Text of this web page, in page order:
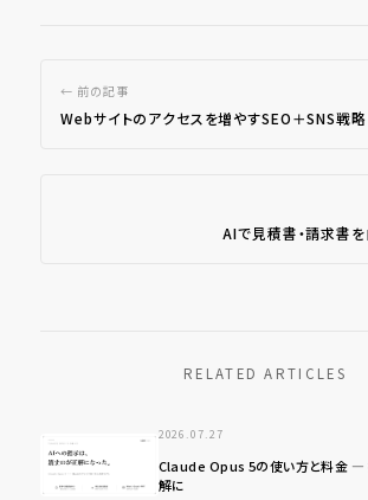
← 前の記事
Webサイトのアクセスを増やすSEO＋SNS戦略
AIで見積書・請求書
RELATED ARTICLES
2026.07.27
Claude Opus 5の使い方と料金 ―
解に